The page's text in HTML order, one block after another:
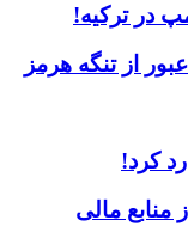
در ترکیه!
از تنگه هرمز
کرد!
منابع مالی